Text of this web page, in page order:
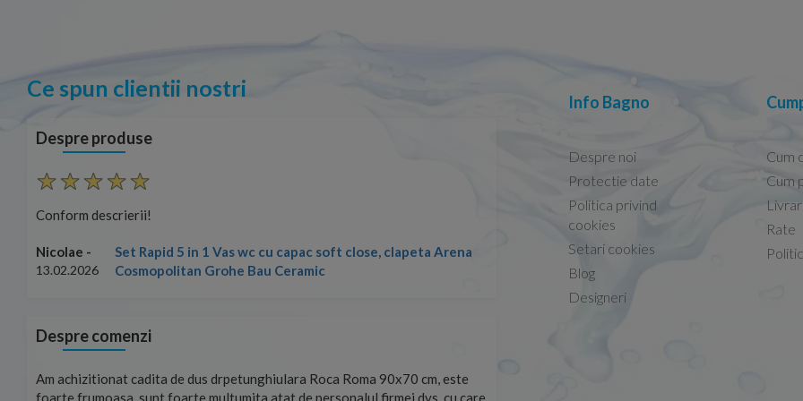
Ce spun clientii nostri
Despre produse
Conform descrierii!
Nicolae -
13.02.2026
Set Rapid 5 in 1 Vas wc cu capac soft close, clapeta Arena
Cosmopolitan Grohe Bau Ceramic
Conform descrierii!
13.02.2026
Despre comenzi
Am achizitionat cadita de dus drpetunghiulara Roca Roma 90x70 cm, este
Info Bagno
Despre noi
Protectie date
Politica privind
cookies
Setari cookies
Blog
Designeri
Cum
Cum
Rate